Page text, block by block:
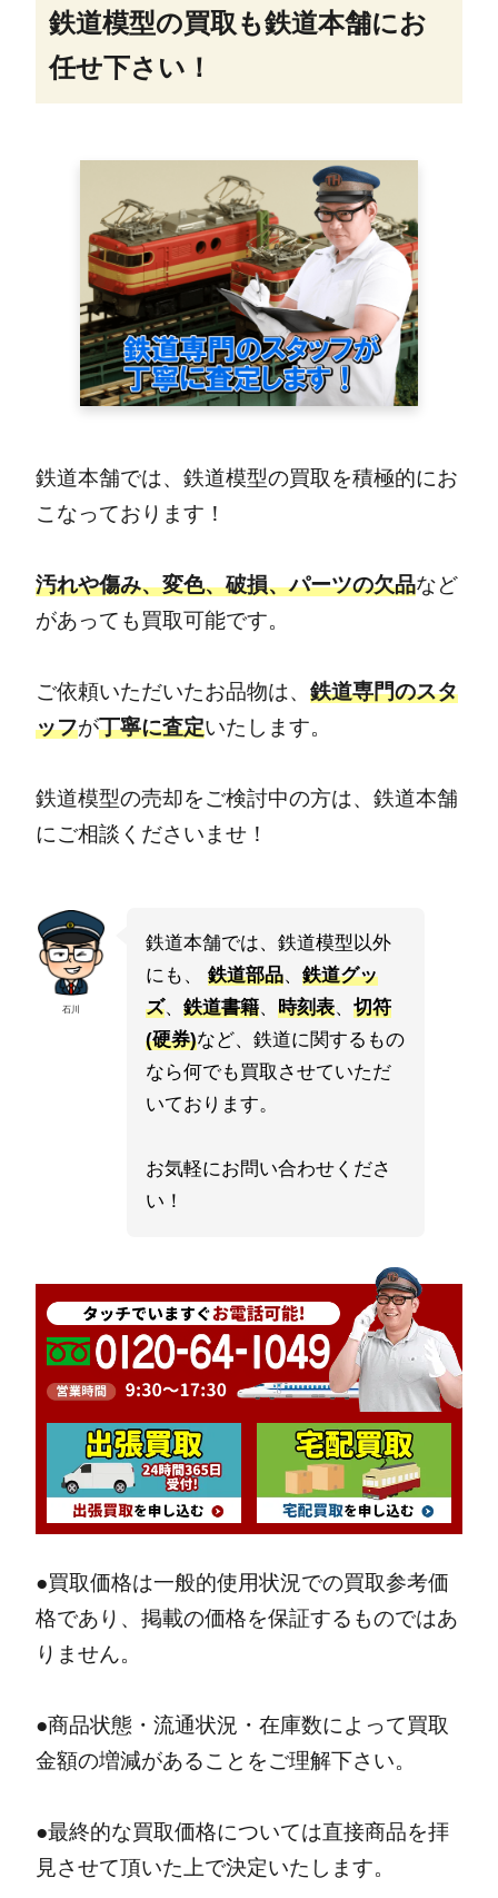
鉄道模型の買取も鉄道本舗にお
任せ下さい！
鉄道本舗では、鉄道模型の買取を積極的にお
こなっております！
汚れや傷み、変色、破損、パーツの欠品など
があっても買取可能です。
ご依頼いただいたお品物は、 鉄道専門のスタ
ッフが丁寧に査定いたします。
鉄道模型の売却をご検討中の方は、鉄道本舗
にご相談くださいませ！
石川
鉄道本舗では、鉄道模型以外
にも、 鉄道部品、 鉄道グッ
ズ、 鉄道書籍、 時刻表、 切符
(硬券)など、鉄道に関するもの
なら何でも買取させていただ
いております。
お気軽にお問い合わせくださ
い！
●買取価格は一般的使用状況での買取参考価
格であり、掲載の価格を保証するものではあ
りません。
●商品状態・流通状況・在庫数によって買取
金額の増減があることをご理解下さい。
●最終的な買取価格については直接商品を拝
見させて頂いた上で決定いたします。